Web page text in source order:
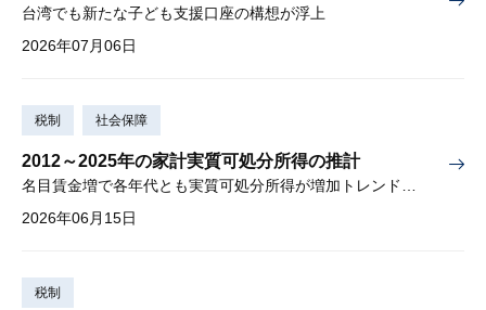
台湾でも新たな子ども支援口座の構想が浮上
2026年07月06日
税制 社会保障
2012～2025年の家計実質可処分所得の推計
名目賃金増で各年代とも実質可処分所得が増加トレンド入りか
2026年06月15日
税制